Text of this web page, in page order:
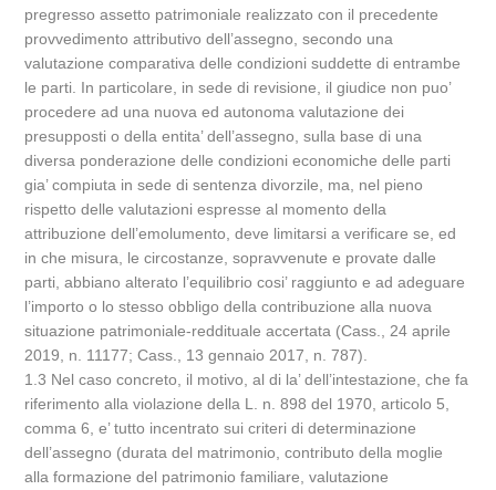
pregresso assetto patrimoniale realizzato con il precedente
provvedimento attributivo dell’assegno, secondo una
valutazione comparativa delle condizioni suddette di entrambe
le parti. In particolare, in sede di revisione, il giudice non puo’
procedere ad una nuova ed autonoma valutazione dei
presupposti o della entita’ dell’assegno, sulla base di una
diversa ponderazione delle condizioni economiche delle parti
gia’ compiuta in sede di sentenza divorzile, ma, nel pieno
rispetto delle valutazioni espresse al momento della
attribuzione dell’emolumento, deve limitarsi a verificare se, ed
in che misura, le circostanze, sopravvenute e provate dalle
parti, abbiano alterato l’equilibrio cosi’ raggiunto e ad adeguare
l’importo o lo stesso obbligo della contribuzione alla nuova
situazione patrimoniale-reddituale accertata (Cass., 24 aprile
2019, n. 11177; Cass., 13 gennaio 2017, n. 787).
1.3 Nel caso concreto, il motivo, al di la’ dell’intestazione, che fa
riferimento alla violazione della L. n. 898 del 1970, articolo 5,
comma 6, e’ tutto incentrato sui criteri di determinazione
dell’assegno (durata del matrimonio, contributo della moglie
alla formazione del patrimonio familiare, valutazione